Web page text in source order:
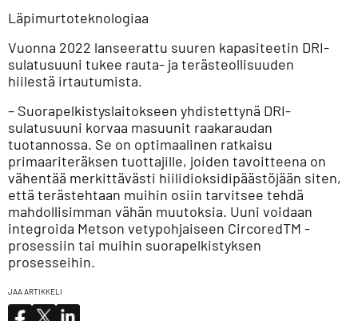
Läpimurtoteknologiaa
Vuonna 2022 lanseerattu suuren kapasiteetin DRI-
sulatusuuni tukee rauta- ja terästeollisuuden
hiilestä irtautumista.
– Suorapelkistyslaitokseen yhdistettynä DRI-
sulatusuuni korvaa masuunit raakaraudan
tuotannossa. Se on optimaalinen ratkaisu
primaariteräksen tuottajille, joiden tavoitteena on
vähentää merkittävästi hiilidioksidipäästöjään siten,
että terästehtaan muihin osiin tarvitsee tehdä
mahdollisimman vähän muutoksia. Uuni voidaan
integroida Metson vetypohjaiseen CircoredTM -
prosessiin tai muihin suorapelkistyksen
prosesseihin.
JAA ARTIKKELI